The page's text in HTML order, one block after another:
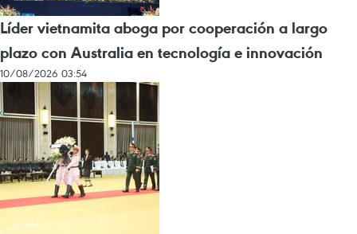
Líder vietnamita aboga por cooperación a largo
plazo con Australia en tecnología e innovación
10/08/2026 03:54